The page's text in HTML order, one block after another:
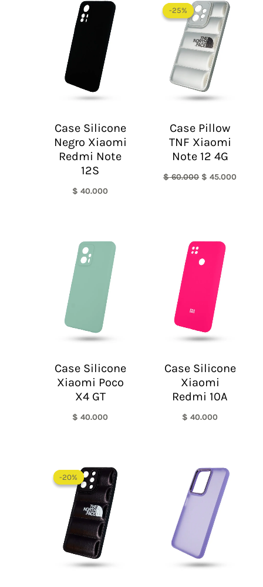
Case Silicone
Negro Xiaomi
Redmi Note
12S
$ 40.000
-25%
-25%
Case Pillow
TNF Xiaomi
Note 12 4G
$60.000
precio
original
era:
$ 60.000.
$ 45.000
Case Silicone
Xiaomi Poco
X4 GT
$ 40.000
Case Silicone
Xiaomi
Redmi 10A
$ 40.000
-20%
-20%
precio
original
era:
$ 60.000.